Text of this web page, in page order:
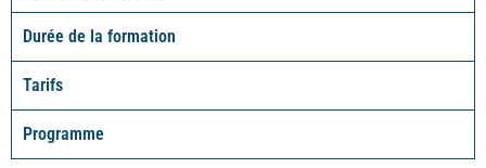
Durée de la formation
Tarifs
Programme